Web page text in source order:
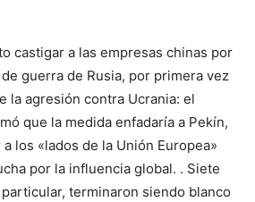
castigar a las empresas chinas por
guerra de Rusia, por primera vez
la agresión contra Ucrania: el
que la medida enfadaría a Pekín,
los «lados de la Unión Europea»
por la influencia global. . Siete
terminaron siendo blanco